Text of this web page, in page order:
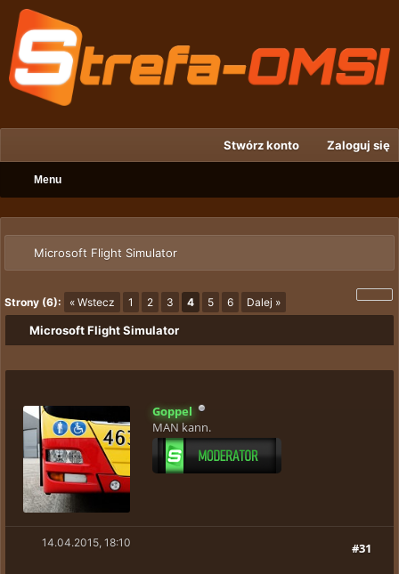
Stwórz konto Zaloguj się
Menu
Microsoft Flight Simulator
Strony (6): « Wstecz 1 2 3 4 5 6 Dalej »
Microsoft Flight Simulator
Goppel
MAN kann.
#31
14.04.2015, 18:10